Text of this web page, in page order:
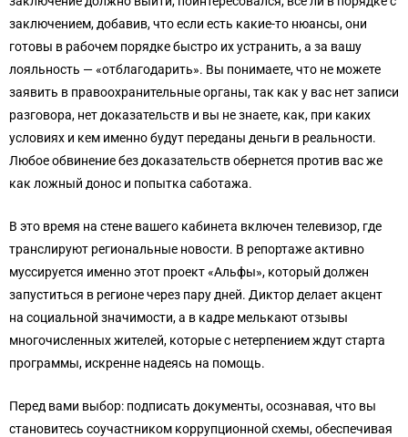
заключением, добавив, что если есть какие-то нюансы, они
готовы в рабочем порядке быстро их устранить, а за вашу
лояльность — «отблагодарить». Вы понимаете, что не можете
заявить в правоохранительные органы, так как у вас нет записи
разговора, нет доказательств и вы не знаете, как, при каких
условиях и кем именно будут переданы деньги в реальности.
Любое обвинение без доказательств обернется против вас же
как ложный донос и попытка саботажа.
В это время на стене вашего кабинета включен телевизор, где
транслируют региональные новости. В репортаже активно
муссируется именно этот проект «Альфы», который должен
запуститься в регионе через пару дней. Диктор делает акцент
на социальной значимости, а в кадре мелькают отзывы
многочисленных жителей, которые с нетерпением ждут старта
программы, искренне надеясь на помощь.
Перед вами выбор: подписать документы, осознавая, что вы
становитесь соучастником коррупционной схемы, обеспечивая